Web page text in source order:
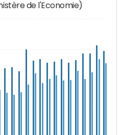
de l'Economie)